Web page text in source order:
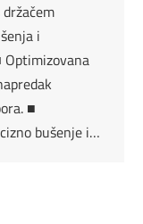
i
Optimizovana
■
bušenje i…